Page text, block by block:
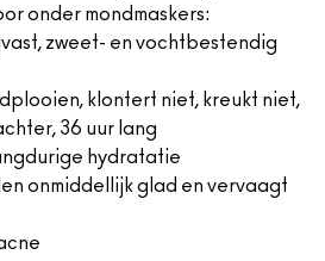
onder mondmaskers:
zweet- en vochtbestendig
klontert niet, kreukt niet,
36 uur lang
hydratatie
onmiddellijk glad en vervaagt